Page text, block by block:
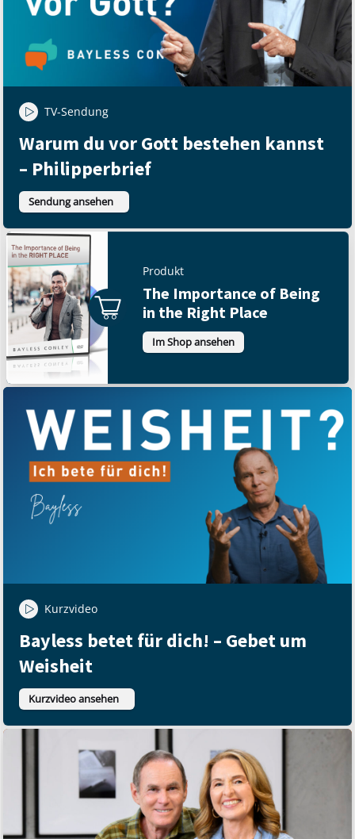
TV-Sendung
Warum du vor Gott bestehen kannst
– Philipperbrief
Sendung ansehen
Produkt
The Importance of Being
in the Right Place
Im Shop ansehen
Kurzvideo
Bayless betet für dich! – Gebet um
Weisheit
Kurzvideo ansehen